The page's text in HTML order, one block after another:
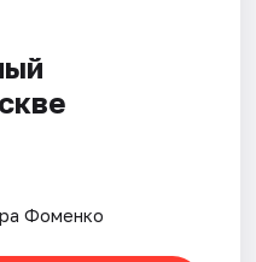
Фоменко